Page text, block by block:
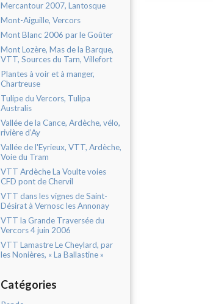
Mercantour 2007, Lantosque
Mont-Aiguille, Vercors
Mont Blanc 2006 par le Goûter
Mont Lozère, Mas de la Barque,
VTT, Sources du Tarn, Villefort
Plantes à voir et à manger,
Chartreuse
Tulipe du Vercors, Tulipa
Australis
Vallée de la Cance, Ardèche, vélo,
rivière d’Ay
Vallée de l'Eyrieux, VTT, Ardèche,
Voie du Tram
VTT Ardèche La Voulte voies
CFD pont de Chervil
VTT dans les vignes de Saint-
Désirat à Vernosc les Annonay
VTT la Grande Traversée du
Vercors 4 juin 2006
VTT Lamastre Le Cheylard, par
les Nonières, « La Ballastine »
Catégories